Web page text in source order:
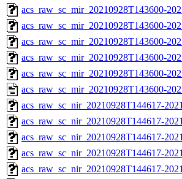
acs_raw_sc_mir_20210928T143600-
acs_raw_sc_mir_20210928T143600-
acs_raw_sc_mir_20210928T143600-
acs_raw_sc_mir_20210928T143600-
acs_raw_sc_mir_20210928T143600-
acs_raw_sc_mir_20210928T143600-
acs_raw_sc_nir_20210928T144617-
acs_raw_sc_nir_20210928T144617-
acs_raw_sc_nir_20210928T144617-
acs_raw_sc_nir_20210928T144617-
acs_raw_sc_nir_20210928T144617-